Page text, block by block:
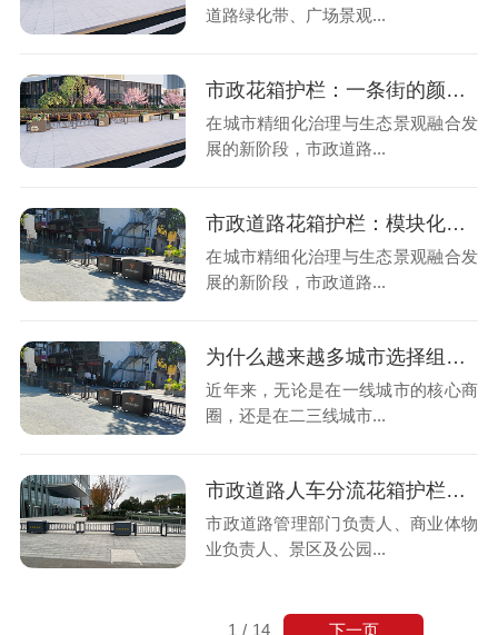
道路绿化带、广场景观...
市政花箱护栏：一条街的颜值，从一组花箱护栏开始
在城市精细化治理与生态景观融合发
展的新阶段，市政道路...
市政道路花箱护栏：模块化精益制造，赋能城市绿色升级
在城市精细化治理与生态景观融合发
展的新阶段，市政道路...
为什么越来越多城市选择组合式花箱护栏？
近年来，无论是在一线城市的核心商
圈，还是在二三线城市...
市政道路人车分流花箱护栏一站式解决管理方案
市政道路管理部门负责人、商业体物
业负责人、景区及公园...
1 / 14 下一页